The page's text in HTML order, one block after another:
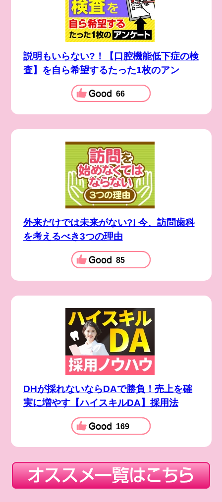
説明もいらない?！【口腔機能低下症の検
査】を自ら希望するたった1枚のアン
66
外来だけでは未来がない?! 今、訪問歯科
を考えるべき3つの理由
85
DHが採れないならDAで勝負！売上を確
実に増やす【ハイスキルDA】採用法
169